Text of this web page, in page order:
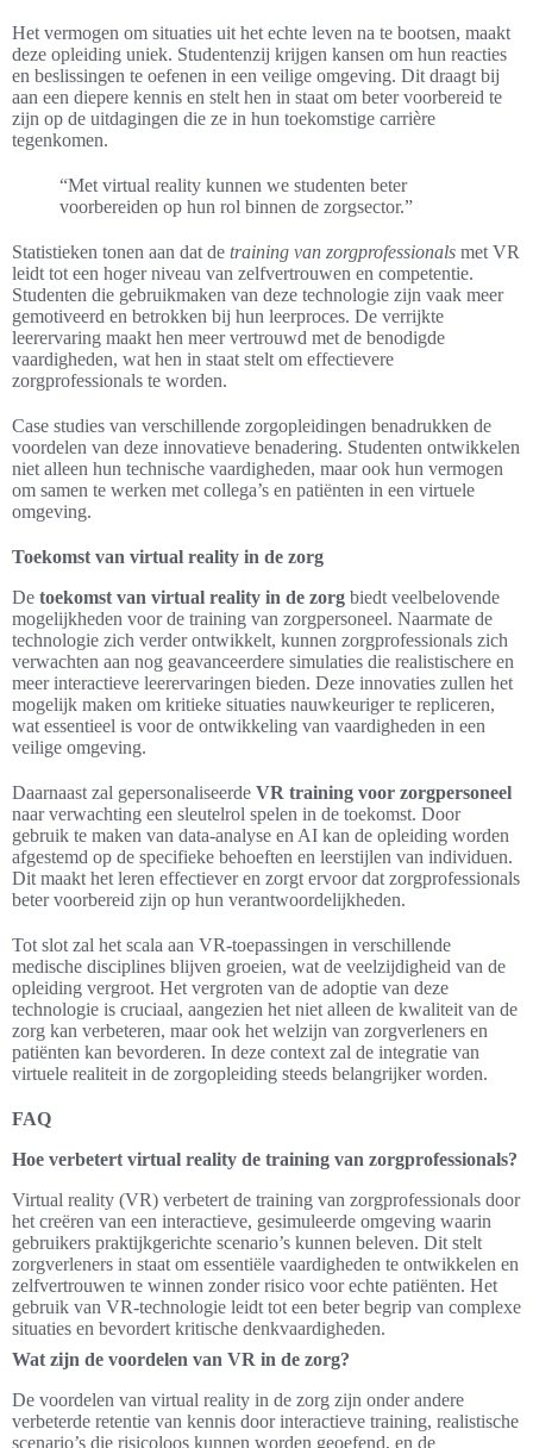
Het vermogen om situaties uit het echte leven na te bootsen, maakt
deze opleiding uniek. Studentenzij krijgen kansen om hun reacties
en beslissingen te oefenen in een veilige omgeving. Dit draagt bij
aan een diepere kennis en stelt hen in staat om beter voorbereid te
zijn op de uitdagingen die ze in hun toekomstige carrière
tegenkomen.
“Met virtual reality kunnen we studenten beter
voorbereiden op hun rol binnen de zorgsector.”
Statistieken tonen aan dat de training van zorgprofessionals met VR
leidt tot een hoger niveau van zelfvertrouwen en competentie.
Studenten die gebruikmaken van deze technologie zijn vaak meer
gemotiveerd en betrokken bij hun leerproces. De verrijkte
leerervaring maakt hen meer vertrouwd met de benodigde
vaardigheden, wat hen in staat stelt om effectievere
zorgprofessionals te worden.
Case studies van verschillende zorgopleidingen benadrukken de
voordelen van deze innovatieve benadering. Studenten ontwikkelen
niet alleen hun technische vaardigheden, maar ook hun vermogen
om samen te werken met collega’s en patiënten in een virtuele
omgeving.
Toekomst van virtual reality in de zorg
De toekomst van virtual reality in de zorg biedt veelbelovende
mogelijkheden voor de training van zorgpersoneel. Naarmate de
technologie zich verder ontwikkelt, kunnen zorgprofessionals zich
verwachten aan nog geavanceerdere simulaties die realistischere en
meer interactieve leerervaringen bieden. Deze innovaties zullen het
mogelijk maken om kritieke situaties nauwkeuriger te repliceren,
wat essentieel is voor de ontwikkeling van vaardigheden in een
veilige omgeving.
Daarnaast zal gepersonaliseerde VR training voor zorgpersoneel
naar verwachting een sleutelrol spelen in de toekomst. Door
gebruik te maken van data-analyse en AI kan de opleiding worden
afgestemd op de specifieke behoeften en leerstijlen van individuen.
Dit maakt het leren effectiever en zorgt ervoor dat zorgprofessionals
beter voorbereid zijn op hun verantwoordelijkheden.
Tot slot zal het scala aan VR-toepassingen in verschillende
medische disciplines blijven groeien, wat de veelzijdigheid van de
opleiding vergroot. Het vergroten van de adoptie van deze
technologie is cruciaal, aangezien het niet alleen de kwaliteit van de
zorg kan verbeteren, maar ook het welzijn van zorgverleners en
patiënten kan bevorderen. In deze context zal de integratie van
virtuele realiteit in de zorgopleiding steeds belangrijker worden.
FAQ
Hoe verbetert virtual reality de training van zorgprofessionals?
Virtual reality (VR) verbetert de training van zorgprofessionals door
het creëren van een interactieve, gesimuleerde omgeving waarin
gebruikers praktijkgerichte scenario’s kunnen beleven. Dit stelt
zorgverleners in staat om essentiële vaardigheden te ontwikkelen en
zelfvertrouwen te winnen zonder risico voor echte patiënten. Het
gebruik van VR-technologie leidt tot een beter begrip van complexe
situaties en bevordert kritische denkvaardigheden.
Wat zijn de voordelen van VR in de zorg?
De voordelen van virtual reality in de zorg zijn onder andere
verbeterde retentie van kennis door interactieve training, realistische
scenario’s die risicoloos kunnen worden geoefend, en de